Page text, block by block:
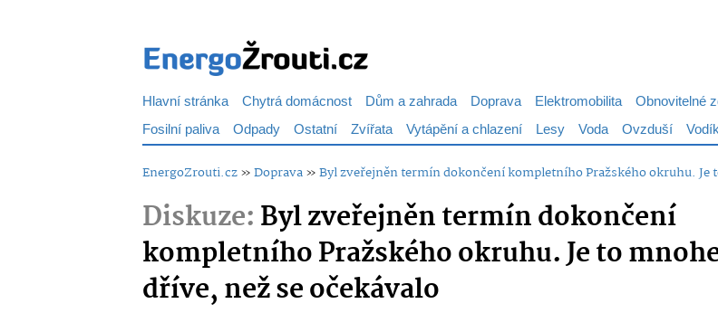
Hlavní stránka Chytrá domácnost Dům a zahrada Doprava Elektromobilita Obnovitelné
Fosilní paliva Odpady Ostatní Zvířata Vytápění a chlazení Lesy Voda Ovzduší
EnergoZrouti.cz»Doprava»Byl zveřejněn termín dokončení kompletního Pražského okruhu. Je
Diskuze:Byl zveřejněn termín dokončení
kompletního Pražského okruhu. Je to
dříve, než se očekávalo